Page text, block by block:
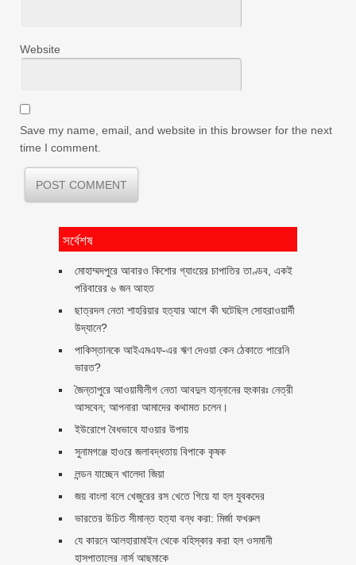
Website
Save my name, email, and website in this browser for the next
time I comment.
সর্বেশষ
মোহাম্মদপুরে আবারও কিশোর গ্যাংয়ের চাপাতির তাণ্ডব, একই
পরিবারের ৬ জন আহত
ছাত্রদল নেতা শাহরিয়ার হত্যার আগে কী ঘটেছিল সোহরাওয়ার্দী
উদ্যানে?
পাকিস্তানকে আইএমএফ-এর ঋণ দেওয়া কেন ঠেকাতে পারেনি
ভারত?
জৈন্তাপুরে আওয়ামীলীগ নেতা আবদুল হান্নানের হুংকারঃ নেত্রী
আসবেন; আপনারা আমাদের কথামত চলেন।
ইউরোপে বৈধভাবে যাওয়ার উপায়
সুনামগঞ্জে হাওরে জলাবদ্ধতায় বিপাকে কৃষক
লন্ডন যাচ্ছেন খালেদা জিয়া
জয় বাংলা বলে খেজুরের রস খেতে গিয়ে যা হল যুবকদের
ভারতের উচিত সীমান্ত হত্যা বন্ধ করা: মির্জা ফখরুল
যে কারনে আলহারামাইন থেকে বহিস্কার করা হল ওসমানী
হাসপাতালের নার্স আছমাকে